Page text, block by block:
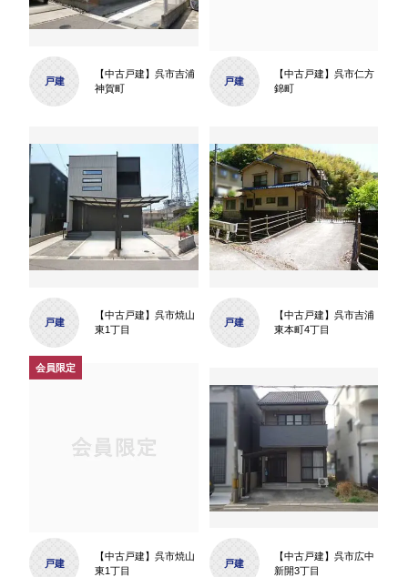
戸建
【中古戸建】呉市吉浦
神賀町
戸建
【中古戸建】呉市仁方
錦町
戸建
【中古戸建】呉市焼山
東1丁目
戸建
【中古戸建】呉市吉浦
東本町4丁目
戸建
【中古戸建】呉市焼山
東1丁目
戸建
【中古戸建】呉市広中
新開3丁目